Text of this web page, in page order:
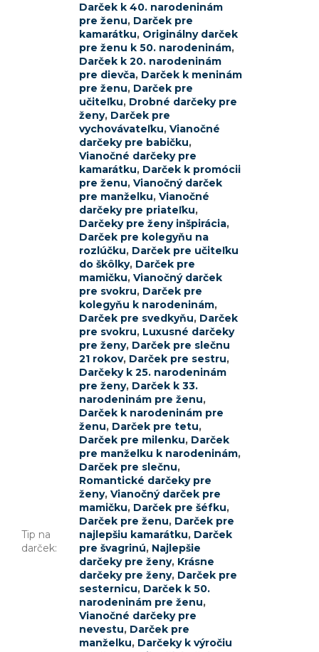
Tip na
darček:
Darček k 40. narodeninám
pre ženu, Darček pre
kamarátku, Originálny darček
pre ženu k 50. narodeninám,
Darček k 20. narodeninám
pre dievča, Darček k meninám
pre ženu, Darček pre
učiteľku, Drobné darčeky pre
ženy, Darček pre
vychovávateľku, Vianočné
darčeky pre babičku,
Vianočné darčeky pre
kamarátku, Darček k promócii
pre ženu, Vianočný darček
pre manželku, Vianočné
darčeky pre priateľku,
Darčeky pre ženy inšpirácia,
Darček pre kolegyňu na
rozlúčku, Darček pre učiteľku
do škôlky, Darček pre
mamičku, Vianočný darček
pre svokru, Darček pre
kolegyňu k narodeninám,
Darček pre svedkyňu, Darček
pre svokru, Luxusné darčeky
pre ženy, Darček pre slečnu
21 rokov, Darček pre sestru,
Darčeky k 25. narodeninám
pre ženy, Darček k 33.
narodeninám pre ženu,
Darček k narodeninám pre
ženu, Darček pre tetu,
Darček pre milenku, Darček
pre manželku k narodeninám,
Darček pre slečnu,
Romantické darčeky pre
ženy, Vianočný darček pre
mamičku, Darček pre šéfku,
Darček pre ženu, Darček pre
najlepšiu kamarátku, Darček
pre švagrinú, Najlepšie
darčeky pre ženy, Krásne
darčeky pre ženy, Darček pre
sesternicu, Darček k 50.
narodeninám pre ženu,
Vianočné darčeky pre
nevestu, Darček pre
manželku, Darčeky k výročiu